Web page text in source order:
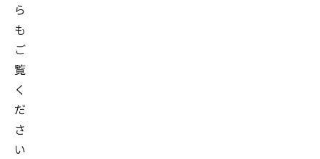
ら
も
ご
覧
く
だ
さ
い